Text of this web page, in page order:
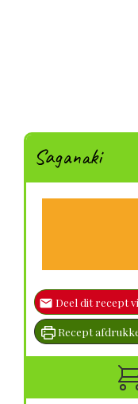
Saganaki
Deel dit recept
Recept